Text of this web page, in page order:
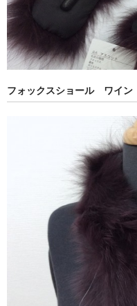
フォックスショール ワイン